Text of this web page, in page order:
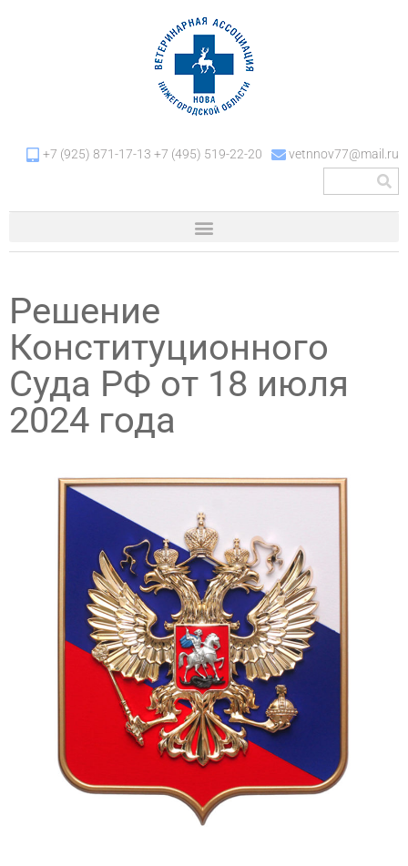
+7 (925) 871-17-13 +7 (495) 519-22-20 vetnnov77@mail.ru
Решение
Конституционного
Суда РФ от 18 июля
2024 года